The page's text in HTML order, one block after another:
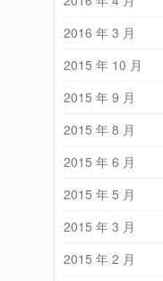
2016 年 3 月
2015 年 10 月
2015 年 9 月
2015 年 8 月
2015 年 6 月
2015 年 5 月
2015 年 3 月
2015 年 2 月